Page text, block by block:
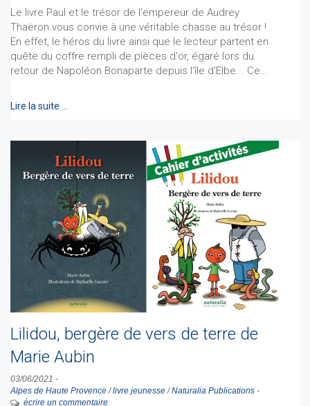
Le livre Paul et le trésor de l'empereur de Audrey
Thaëron vous convie à une véritable chasse au trésor !
En effet, le héros du livre ainsi que le lecteur partent en
quête du coffre rempli de pièces d'or, égaré lors du
retour de Napoléon Bonaparte depuis l'île d'Elbe... Ce…
Lire la suite …
Lilidou, bergère de vers de terre de
Marie Aubin
03/06/2021 -
Alpes de Haute Provence/livre jeunesse/Naturalia Publications -
écrire un commentaire